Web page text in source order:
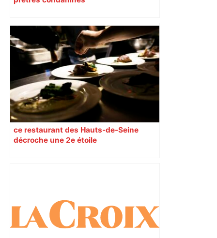
ce restaurant des Hauts-de-Seine
décroche une 2e étoile